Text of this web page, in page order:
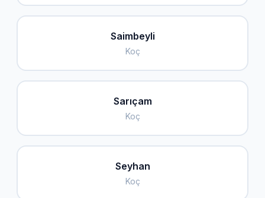
Saimbeyli
Koç
Sarıçam
Koç
Seyhan
Koç